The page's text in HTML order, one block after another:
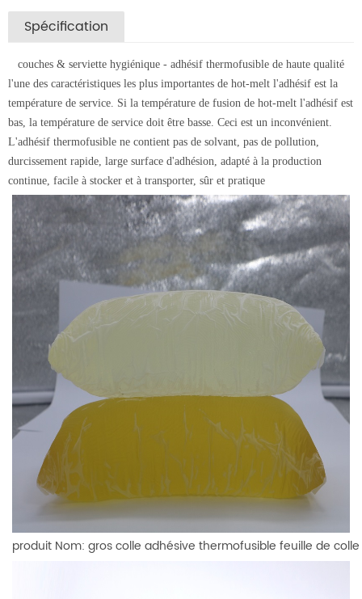
Spécification
couches & serviette hygiénique - adhésif thermofusible de haute qualité
l'une des caractéristiques les plus importantes de hot-melt l'adhésif est la
température de service. Si la température de fusion de hot-melt l'adhésif est
bas, la température de service doit être basse. Ceci est un inconvénient.
L'adhésif thermofusible ne contient pas de solvant, pas de pollution,
durcissement rapide, large surface d'adhésion, adapté à la production
continue, facile à stocker et à transporter, sûr et pratique
produit Nom: gros colle adhésive thermofusible feuille de